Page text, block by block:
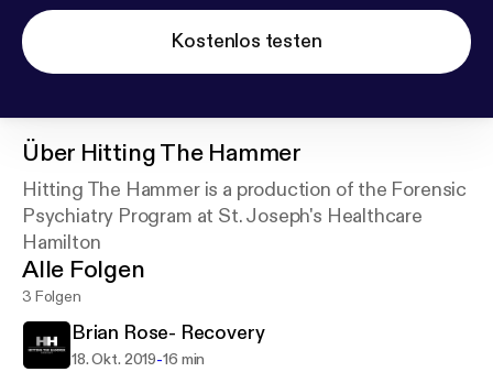
Kostenlos testen
Über Hitting The Hammer
Hitting The Hammer is a production of the Forensic
Psychiatry Program at St. Joseph's Healthcare
Hamilton
Alle Folgen
3 Folgen
Brian Rose- Recovery
18. Okt. 2019-16 min